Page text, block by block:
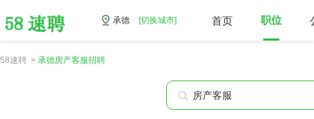
承德 [切换城市] 首页 职位
58速聘 > 承德房产客服招聘